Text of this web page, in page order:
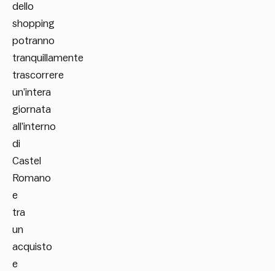
dello
shopping
potranno
tranquillamente
trascorrere
un’intera
giornata
all’interno
di
Castel
Romano
e
tra
un
acquisto
e